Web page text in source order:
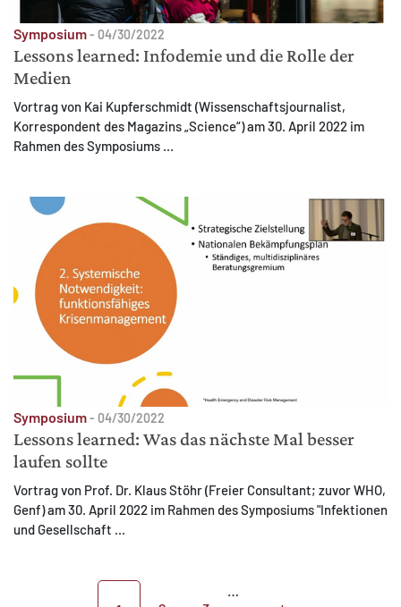
Symposium- 04/30/2022
Lessons learned: Infodemie und die Rolle der
Medien
Vortrag von Kai Kupferschmidt (Wissenschaftsjournalist,
Korrespondent des Magazins „Science“) am 30. April 2022 im
Rahmen des Symposiums ...
Symposium- 04/30/2022
Lessons learned: Was das nächste Mal besser
laufen sollte
Vortrag von Prof. Dr. Klaus Stöhr (Freier Consultant; zuvor WHO,
Genf) am 30. April 2022 im Rahmen des Symposiums "Infektionen
und Gesellschaft ...
…